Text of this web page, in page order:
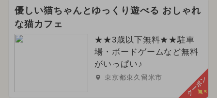
優しい猫ちゃんとゆっくり遊べる おしゃれ
な猫カフェ
★★3歳以下無料★★駐車
場・ボードゲームなど無料
がいっぱい♪
東京都東久留米市 クーポン